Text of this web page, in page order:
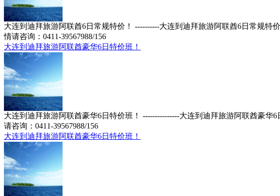
大连到迪拜旅游阿联酋6日常规特价！ ----------大连到迪拜旅游阿联酋6日常规特
情请咨询：0411-39567988/156
大连到迪拜旅游阿联酋豪华6日特价班！
大连到迪拜旅游阿联酋豪华6日特价班！ ---------------大连到迪拜旅游阿联酋豪华
请咨询：0411-39567988/156
大连到迪拜旅游阿联酋豪华6日特价班！